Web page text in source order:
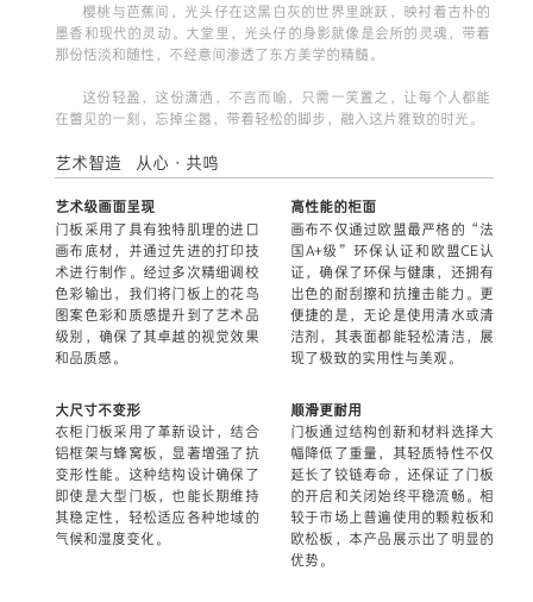
樱桃与芭蕉间，光头仔在这黑白灰的世界里跳跃，映衬着古朴的
墨香和现代的灵动。大堂里，光头仔的身影就像是会所的灵魂，带着
那份恬淡和随性，不经意间渗透了东方美学的精髓。
这份轻盈，这份潇洒，不言而喻，只需一笑置之，让每个人都能
在瞥见的一刻，忘掉尘嚣，带着轻松的脚步，融入这片雅致的时光。
艺术智造 从心·共鸣
艺术级画面呈现
门板采用了具有独特肌理的进口
画布底材，并通过先进的打印技
术进行制作。经过多次精细调校
色彩输出，我们将门板上的花鸟
图案色彩和质感提升到了艺术品
级别，确保了其卓越的视觉效果
和品质感。
高性能的柜面
画布不仅通过欧盟最严格的“法
国A+级”环保认证和欧盟CE认
证，确保了环保与健康，还拥有
出色的耐刮擦和抗撞击能力。更
便捷的是，无论是使用清水或清
洁剂，其表面都能轻松清洁，展
现了极致的实用性与美观。
大尺寸不变形
衣柜门板采用了革新设计，结合
铝框架与蜂窝板，显著增强了抗
变形性能。这种结构设计确保了
即使是大型门板，也能长期维持
其稳定性，轻松适应各种地域的
气候和湿度变化。
顺滑更耐用
门板通过结构创新和材料选择大
幅降低了重量，其轻质特性不仅
延长了铰链寿命，还保证了门板
的开启和关闭始终平稳流畅。相
较于市场上普遍使用的颗粒板和
欧松板，本产品展示出了明显的
优势。